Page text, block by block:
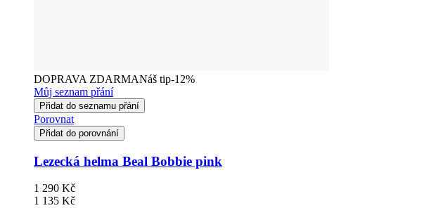
DOPRAVA ZDARMANáš tip-12%
Můj seznam přání
Přidat do seznamu přání
Porovnat
Přidat do porovnání
Lezecká helma Beal Bobbie pink
1 290 Kč
1 135 Kč